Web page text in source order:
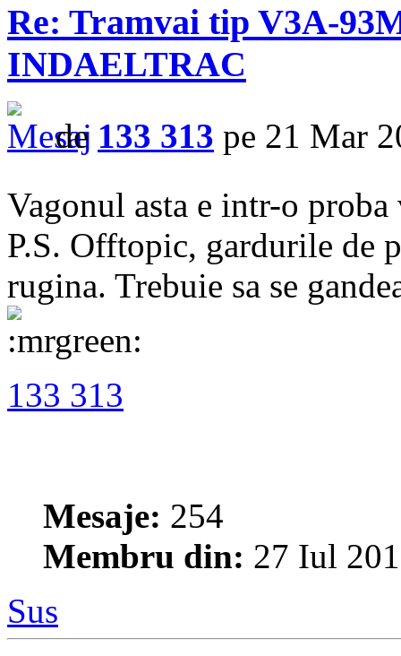
Re: Tramvai tip V3A-
INDAELTRAC
de 133 313 pe 21 Mar
Vagonul asta e intr-o
P.S. Offtopic, gardurile de
rugina. Trebuie sa se
133 313
Mesaje: 254
Membru din: 27 Iul
Sus